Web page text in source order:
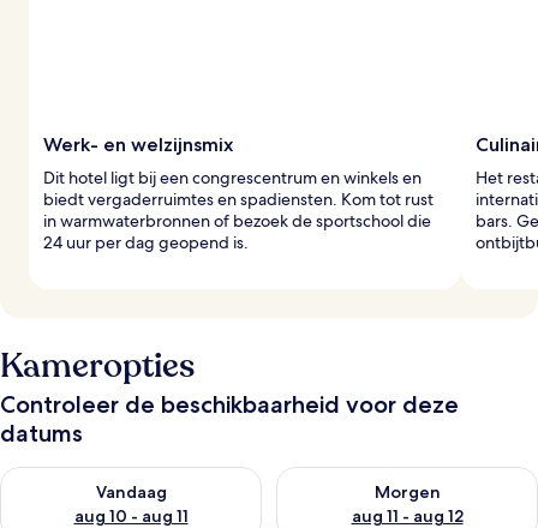
Werk- en welzijnsmix
Dit hotel ligt bij een congrescentrum en winkels en
biedt vergaderruimtes en spadiensten. Kom tot rust
in warmwaterbronnen of bezoek de sportschool die
24 uur per dag geopend is.
Het
bars.
Kameropties
Controleer de beschikbaarheid voor deze
datums
Vandaag
aug 10 - aug 11
De beschikbaarheid controleren voor vanavond aug 10 - aug
Morgen
aug 11 - aug 12
De beschikbaarheid